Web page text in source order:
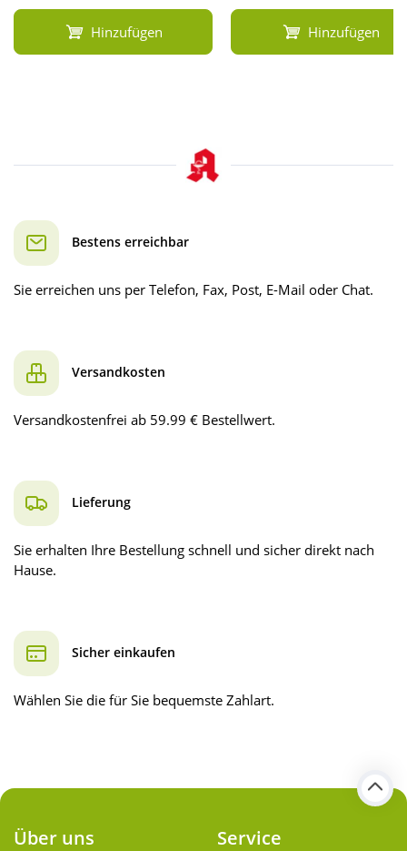
Hinzufügen Hinzufügen
Bestens erreichbar
Sie erreichen uns per Telefon, Fax, Post, E-Mail oder Chat.
Versandkosten
Versandkostenfrei ab 59.99 € Bestellwert.
Lieferung
Sie erhalten Ihre Bestellung schnell und sicher direkt nach
Hause.
Sicher einkaufen
Wählen Sie die für Sie bequemste Zahlart.
Über uns Service